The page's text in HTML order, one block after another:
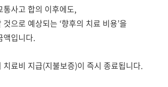
통사고 합의 이후에도,
으로 예상되는 ‘향후의 치료 비용’을
액입니다.
료비 지급(지불보증)이 즉시 종료됩니다.